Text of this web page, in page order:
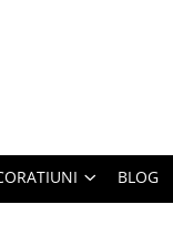
BLOG